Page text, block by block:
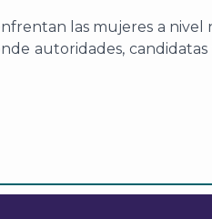
las mujeres a
autoridades,